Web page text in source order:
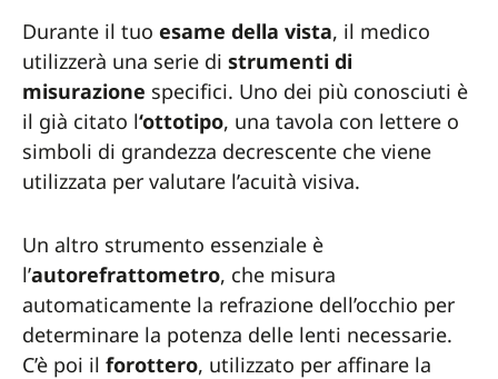
Durante il tuo esame della vista, il medico
utilizzerà una serie di strumenti di
misurazione specifici. Uno dei più conosciuti è
il già citato l‘ottotipo, una tavola con lettere o
simboli di grandezza decrescente che viene
utilizzata per valutare l’acuità visiva.
Un altro strumento essenziale è
l’autorefrattometro, che misura
automaticamente la refrazione dell’occhio per
determinare la potenza delle lenti necessarie.
C’è poi il forottero, utilizzato per affinare la